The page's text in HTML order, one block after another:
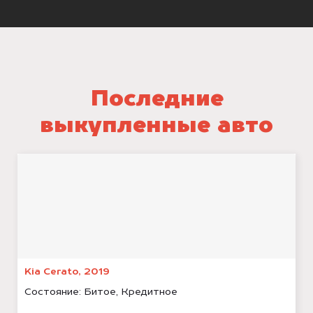
Последние
выкупленные авто
Kia Cerato, 2019
Состояние: Битое, Кредитное